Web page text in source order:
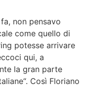
non pensavo
come quello di
potesse arrivare
qui, a
la gran parte
Così Floriano